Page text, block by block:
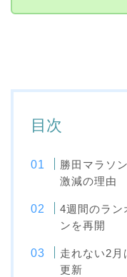
目次
勝田マラソ
激減の理由
4週間のラン
ンを再開
走れない2月
更新